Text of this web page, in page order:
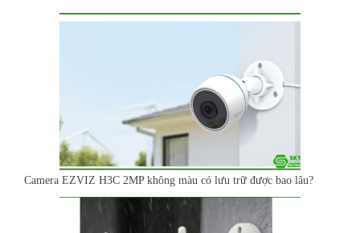
Camera EZVIZ H3C 2MP không màu có lưu trữ được bao lâu?